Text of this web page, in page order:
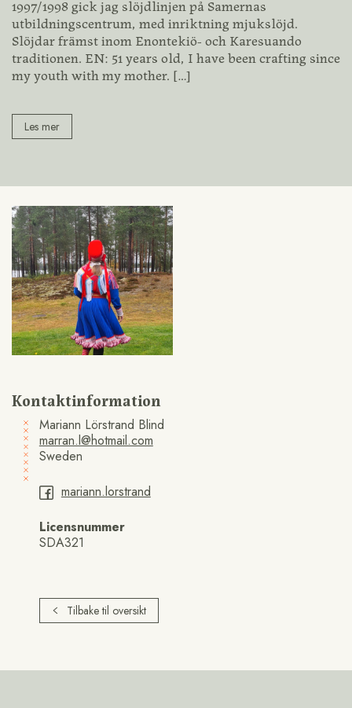
1997/1998 gick jag slöjdlinjen på Samernas
utbildningscentrum, med inriktning mjukslöjd.
Slöjdar främst inom Enontekiö- och Karesuando
traditionen. EN: 51 years old, I have been crafting since
my youth with my mother. […]
Les mer
Kontaktinformation
Mariann Lörstrand Blind
marran.l@hotmail.com
Sweden
mariann.lorstrand
Licensnummer
SDA321
Tilbake til oversikt